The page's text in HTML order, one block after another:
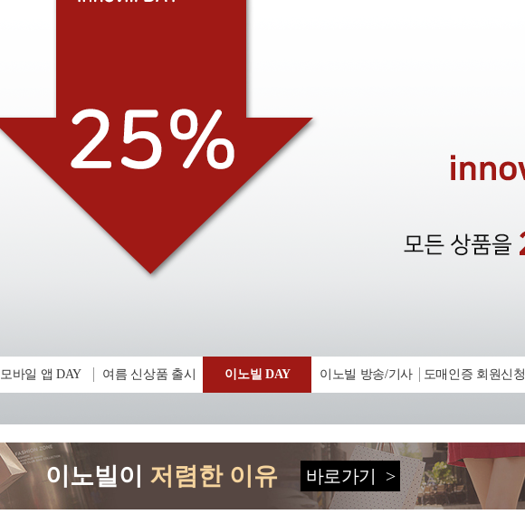
모바일 앱 DAY 여름 신상품 출시 이노빌 DAY 이노빌 방송/기사 도매인증 회원신청
이노빌이 저렴한 이유 바로가기 >